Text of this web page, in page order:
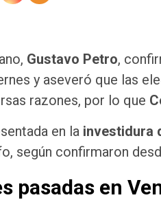
Gustavo Petro,
y aseveró que las
razones, por lo que
en la investidura
según confirmaron
pasadas en